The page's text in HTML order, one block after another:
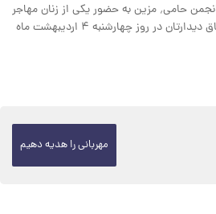
دومین جلسه کتابخانه انسانی انجمن حامی٬ مزین به حضور یکی از زنان مهاجر
هنرمند ساکن ایران است. مشتاق دیدارتان در روز چهارشنبه ۴ اردیبهشت ماه
مهربانی را هدیه دهیم